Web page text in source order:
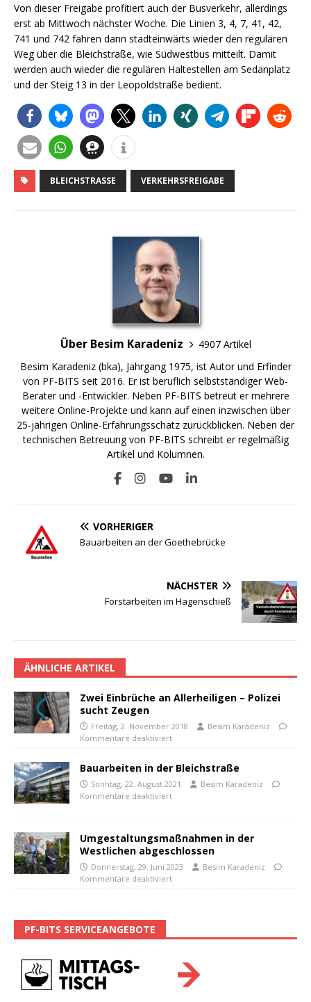
Von dieser Freigabe profitiert auch der Busverkehr, allerdings
erst ab Mittwoch nächster Woche. Die Linien 3, 4, 7, 41, 42,
741 und 742 fahren dann stadteinwärts wieder den regulären
Weg über die Bleichstraße, wie Südwestbus mitteilt. Damit
werden auch wieder die regulären Haltestellen am Sedanplatz
und der Steig 13 in der Leopoldstraße bedient.
BLEICHSTRASSE VERKEHRSFREIGABE
Über Besim Karadeniz
4907 Artikel
Besim Karadeniz (bka), Jahrgang 1975, ist Autor und Erfinder
von PF-BITS seit 2016. Er ist beruflich selbstständiger Web-
Berater und -Entwickler. Neben PF-BITS betreut er mehrere
weitere Online-Projekte und kann auf einen inzwischen über
25-jährigen Online-Erfahrungsschatz zurückblicken. Neben der
technischen Betreuung von PF-BITS schreibt er regelmäßig
Artikel und Kolumnen.
VORHERIGER
Bauarbeiten an der Goethebrücke
NÄCHSTER
Forstarbeiten im Hagenschieß
ÄHNLICHE ARTIKEL
Zwei Einbrüche an Allerheiligen – Polizei
sucht Zeugen
Freitag, 2. November 2018
Besim Karadeniz
Kommentare deaktiviert
Bauarbeiten in der Bleichstraße
Sonntag, 22. August 2021
Besim Karadeniz
Kommentare deaktiviert
Umgestaltungsmaßnahmen in der
Westlichen abgeschlossen
Donnerstag, 29. Juni 2023
Besim Karadeniz
Kommentare deaktiviert
PF-BITS SERVICEANGEBOTE